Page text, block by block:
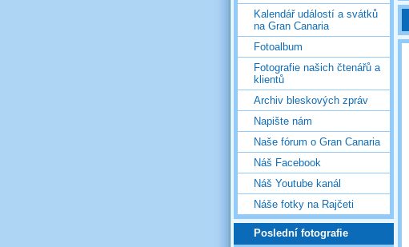
Kalendář událostí a svátků
na Gran Canaria
Fotoalbum
Fotografie našich čtenářů a
klientů
Archiv bleskových zpráv
Napište nám
Naše fórum o Gran Canaria
Náš Facebook
Náš Youtube kanál
Náše fotky na Rajčeti
Poslední fotografie